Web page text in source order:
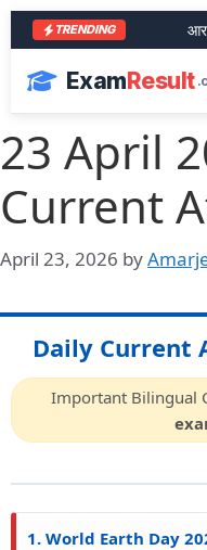
TRENDING आरा
ExamResult
23 April
Current
April 23, 2026 by
Daily Current
Important Bilingual
1. World Earth Day